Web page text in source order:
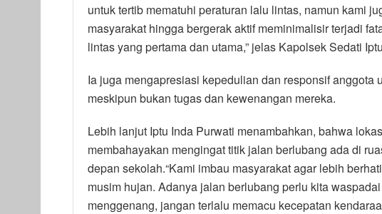
untuk tertib mematuhi peraturan lalu lintas, namun kami
masyarakat hingga bergerak aktif meminimalisir terjadi
lintas yang pertama dan utama,” jelas Kapolsek Sedati
Ia juga mengapresiasi kepedulian dan responsif anggota
meskipun bukan tugas dan kewenangan mereka.
Lebih lanjut Iptu Inda Purwati menambahkan, bahwa
membahayakan mengingat titik jalan berlubang ada di
depan sekolah.“Kami imbau masyarakat agar lebih
musim hujan. Adanya jalan berlubang perlu kita
menggenang, jangan terlalu memacu kecepatan